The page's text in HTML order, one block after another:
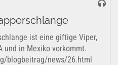
ist eine giftige Viper,
und in Mexiko vorkommt.
blogbeitrag/news/26.html